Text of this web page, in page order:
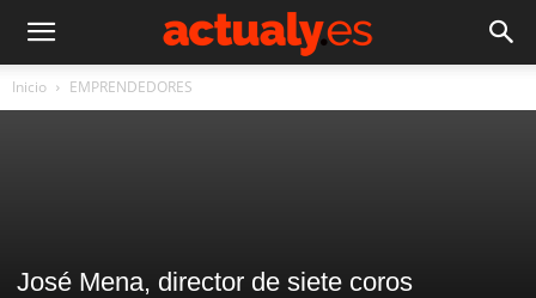
Inicio EMPRENDEDORES
José Mena, director de siete coros